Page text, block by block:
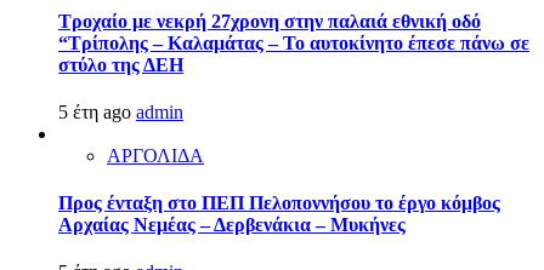
Τροχαίο με νεκρή 27χρονη στην παλαιά εθνική οδό
“Τρίπολης – Καλαμάτας – Το αυτοκίνητο έπεσε πάνω σε
στύλο της ΔΕΗ
5 έτη ago admin
ΑΡΓΟΛΙΔΑ
Προς ένταξη στο ΠΕΠ Πελοποννήσου το έργο κόμβος
Αρχαίας Νεμέας – Δερβενάκια – Μυκήνες